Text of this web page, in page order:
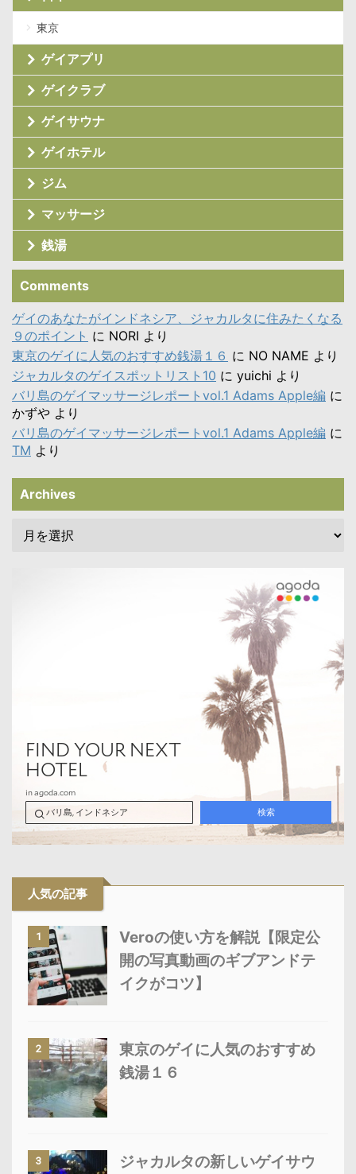
東京
ゲイアプリ
ゲイクラブ
ゲイサウナ
ゲイホテル
ジム
マッサージ
銭湯
Comments
ゲイのあなたがインドネシア、ジャカルタに住みたくなる
９のポイント に NORI より
東京のゲイに人気のおすすめ銭湯１６ に NO NAME より
ジャカルタのゲイスポットリスト10 に yuichi より
バリ島のゲイマッサージレポートvol.1 Adams Apple編 に
かずや より
バリ島のゲイマッサージレポートvol.1 Adams Apple編 に
TM より
Archives
人気の記事
1
Veroの使い方を解説【限定公
開の写真動画のギブアンドテ
イクがコツ】
2
東京のゲイに人気のおすすめ
銭湯１６
3
ジャカルタの新しいゲイサウ